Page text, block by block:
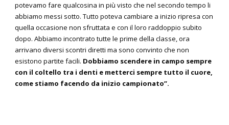
potevamo fare qualcosina in più visto che nel secondo tempo li
abbiamo messi sotto. Tutto poteva cambiare a inizio ripresa con
quella occasione non sfruttata e con il loro raddoppio subito
dopo. Abbiamo incontrato tutte le prime della classe, ora
arrivano diversi scontri diretti ma sono convinto che non
esistono partite facili. Dobbiamo scendere in campo sempre
con il coltello tra i denti e metterci sempre tutto il cuore,
come stiamo facendo da inizio campionato”.